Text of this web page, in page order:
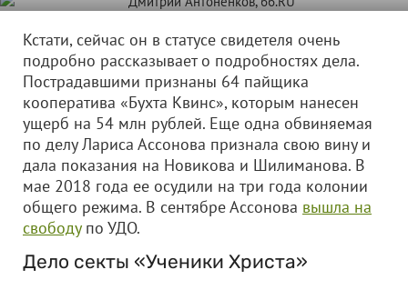
Кстати, сейчас он в статусе свидетеля очень
подробно рассказывает о подробностях дела.
Пострадавшими признаны 64 пайщика
кооператива «Бухта Квинс», которым нанесен
ущерб на 54 млн рублей. Еще одна обвиняемая
по делу Лариса Ассонова признала свою вину и
дала показания на Новикова и Шилиманова. В
мае 2018 года ее осудили на три года колонии
общего режима. В сентябре Ассонова вышла на
свободупо УДО.
Дело секты «Ученики Христа»